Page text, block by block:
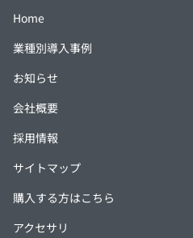
Home
業種別導入事例
お知らせ
会社概要
採用情報
サイトマップ
購入する方はこちら
アクセサリ